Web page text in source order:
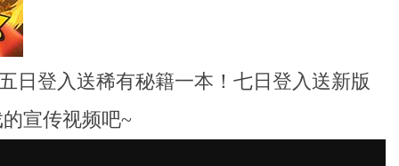
日登入送稀有秘籍一本！七日登入送新版
宣传视频吧~